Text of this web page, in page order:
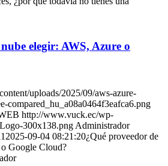
elegir: AWS, Azure o
uploads/2025/09/aws-azure-
compared_hu_a08a0464f3eafca6.png
http://www.vuck.ec/wp-
300x138.png Administrador
2025-09-04 08:21:20¿Qué proveedor de
Google Cloud?